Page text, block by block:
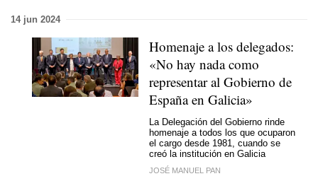
14 jun 2024
Homenaje a los delegados:
«No hay nada como
representar al Gobierno de
España en Galicia»
La Delegación del Gobierno rinde
homenaje a todos los que ocuparon
el cargo desde 1981, cuando se
creó la institución en Galicia
JOSÉ MANUEL PAN